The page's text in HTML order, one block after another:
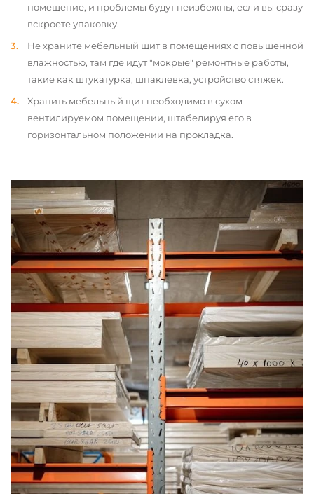
помещение, и проблемы будут неизбежны, если вы сразу
вскроете упаковку.
Не храните мебельный щит в помещениях с повышенной
влажностью, там где идут "мокрые" ремонтные работы,
такие как штукатурка, шпаклевка, устройство стяжек.
Хранить мебельный щит необходимо в сухом
вентилируемом помещении, штабелируя его в
горизонтальном положении на прокладка.